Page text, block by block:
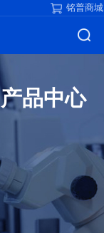
铭普商城
产品中心